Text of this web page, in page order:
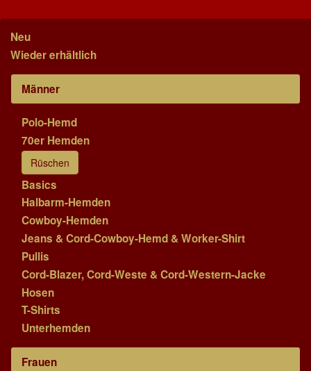
Neu
Wieder erhältlich
Männer
Polo-Hemd
70er Hemden
Rüschen
Basics
Halbarm-Hemden
Cowboy-Hemden
Jeans & Cord-Cowboy-Hemd & Worker-Shirt
Pullis
Cord-Blazer, Cord-Weste & Cord-Western-Jacke
Hosen
T-Shirts
Unterhemden
Frauen